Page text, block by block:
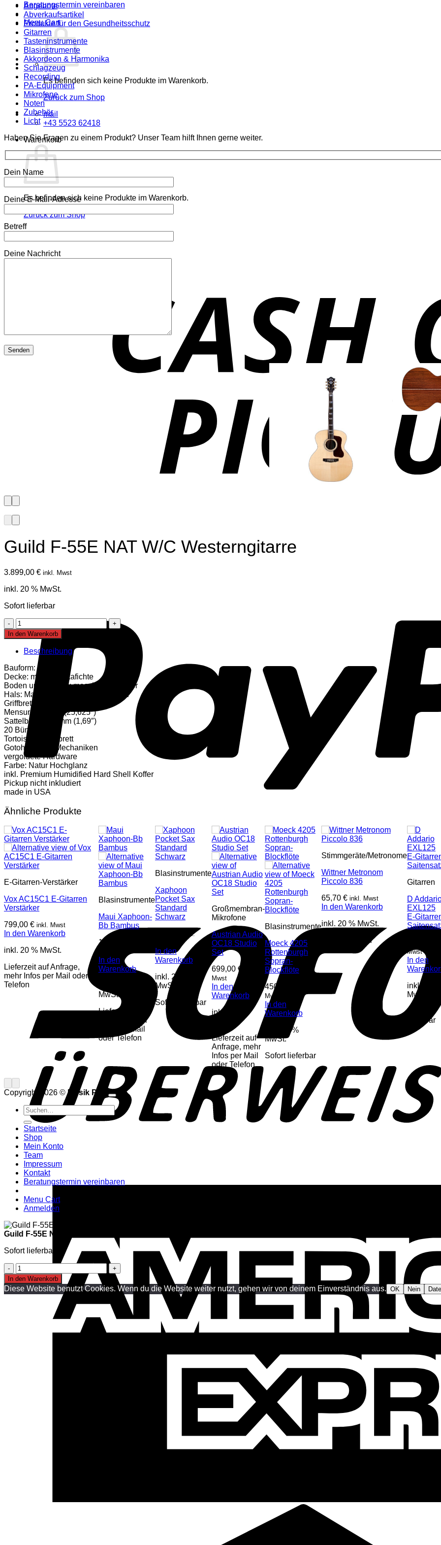
Beratungstermin vereinbaren
Menu Cart
Es befinden sich keine Produkte im Warenkorb.
Zurück zum Shop
mail
+43 5523 62418
Warenkorb
Es befinden sich keine Produkte im Warenkorb.
Zurück zum Shop
Angebote
Abverkaufsartikel
Produkte für den Gesundheitsschutz
Gitarren
Tasteninstrumente
Blasinstrumente
Akkordeon & Harmonika
Schlagzeug
Recording
PA-Equipment
Mikrofone
Noten
Zubehör
Licht
Haben Sie Fragen zu einem Produkt? Unser Team hilft Ihnen gerne weiter.
Dein Name
Deine E-Mail-Adresse
Betreff
Deine Nachricht
Guild F-55E NAT W/C Westerngitarre
3.899,00 € inkl. Mwst
inkl. 20 % MwSt.
Sofort lieferbar
Guild
F-
55E
NAT
W/C
Westerngitarre
Menge
In den Warenkorb
Beschreibung
Bauform: Jumbo
Decke: massiv Sitkafichte
Boden und Zargen: massiv Palisander
Hals: Mahagoni mit Walnussstreifen
Griffbrett: Ebenholz
Mensur: 651 mm (25,625″)
Sattelbreite: 43 mm (1,69″)
20 Bünde
Tortoise Schlagbrett
Gotoh SE 700 Mechaniken
vergoldete Hardware
Farbe: Natur Hochglanz
inkl. Premium Humidified Hard Shell Koffer
Pickup nicht inkludiert
made in USA
Ähnliche Produkte
E-Gitarren-Verstärker
Vox AC15C1 E-Gitarren
Verstärker
799,00 € inkl. Mwst
In den Warenkorb
inkl. 20 % MwSt.
Lieferzeit auf Anfrage,
mehr Infos per Mail oder
Telefon
Blasinstrumente
Maui Xaphoon-
Bb Bambus
120,00
In den
Warenkorb
MwSt.
Lieferzeit auf
Anfrage, mehr
Infos per Mail
oder Telefon
Blasinstrumente
Xaphoon
Pocket Sax
Standard
Schwarz
inkl.
In den
Warenkorb
inkl. 20 %
MwSt.
Sofort lieferbar
Großmembran-
Mikrofone
Austrian Audio
OC18 Studio
Set
699,00 €
Mwst
In den
Warenkorb
inkl. 20 %
Lieferzeit auf
Anfrage, mehr
Infos per Mail
oder Telefon
Blasinstrumente
Moeck 4205
Rottenburgh
Sopran-
Blockflöte
450,00
Mwst
In den
Warenkorb
inkl. 20 %
MwSt.
Sofort lieferbar
Stimmgeräte/Metronome
Wittner Metronom
Piccolo 836
65,70 € inkl. Mwst
In den Warenkorb
inkl. 20 % MwSt.
Sofort lieferbar
Gitarren
D
EXL125
E-
Mwst
In den
inkl. 20 %
MwSt.
Sofort
lieferbar
Copyright 2026 ©Musik Paul
Suchen
nach:
Startseite
Shop
Mein Konto
Team
Impressum
Kontakt
Beratungstermin vereinbaren
Menu Cart
Anmelden
Guild F-55E NAT W/C Westerngitarre
Sofort lieferbar
Guild
F-
55E
NAT
Westerngitarre
In den Warenkorb
Diese Website benutzt Cookies. Wenn du die Website weiter nutzt, gehen wir von deinem Einverständnis aus. OK Nein